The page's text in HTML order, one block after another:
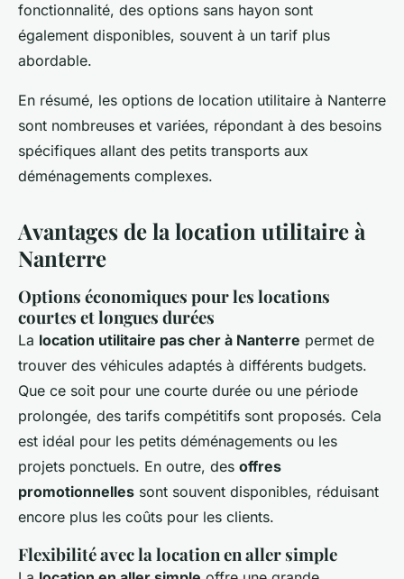
fonctionnalité, des options sans hayon sont
également disponibles, souvent à un tarif plus
abordable.
En résumé, les options de location utilitaire à Nanterre
sont nombreuses et variées, répondant à des besoins
spécifiques allant des petits transports aux
déménagements complexes.
Avantages de la location utilitaire à
Nanterre
Options économiques pour les locations
courtes et longues durées
La location utilitaire pas cher à Nanterre permet de
trouver des véhicules adaptés à différents budgets.
Que ce soit pour une courte durée ou une période
prolongée, des tarifs compétitifs sont proposés. Cela
est idéal pour les petits déménagements ou les
projets ponctuels. En outre, des offres
promotionnelles sont souvent disponibles, réduisant
encore plus les coûts pour les clients.
Flexibilité avec la location en aller simple